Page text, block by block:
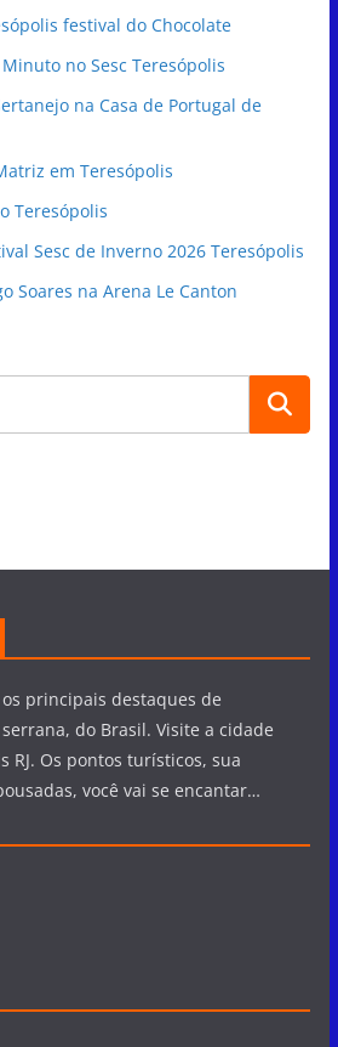
festival do Chocolate
no Sesc Teresópolis
na Casa de Portugal de
em Teresópolis
Teresópolis
Sesc de Inverno 2026 Teresópolis
Soares na Arena Le Canton
principais destaques de
do Brasil. Visite a cidade
RJ. Os pontos turísticos, sua
você vai se encantar…